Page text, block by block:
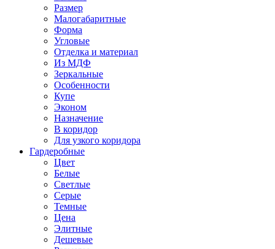
Размер
Малогабаритные
Форма
Угловые
Отделка и материал
Из МДФ
Зеркальные
Особенности
Купе
Эконом
Назначение
В коридор
Для узкого коридора
Гардеробные
Цвет
Белые
Светлые
Серые
Темные
Цена
Элитные
Дешевые